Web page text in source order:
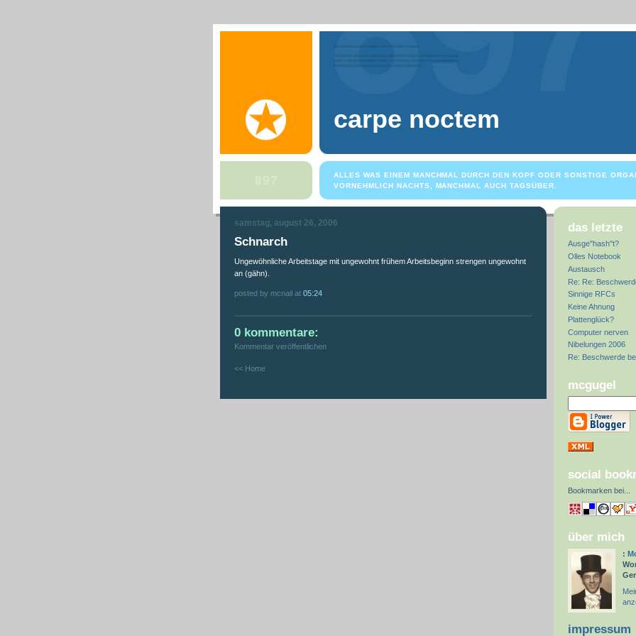
carpe noctem
ALLES WAS EINEM MANCHMAL DURCH DEN KOPF ODER SONSTIGE
VORNEHMLICH NACHTS, MANCHMAL AUCH TAGSÜBER.
samstag, august 26, 2006
Schnarch
Ungewöhnliche Arbeitstage mit ungewohnt frühem Arbeitsbeginn strengen ungewohnt
an (gähn).
posted by mcnail at 05:24
0 kommentare:
Kommentar veröffentlichen
<< Home
das letzte
Ausge"hash"t?
Olles Notebook
Austausch
Re: Re:
Sinnige RFCs
Keine Ahnung
Plattenglück?
Computer nerven
Nibelungen 2006
Re: Beschwerde
mcgugel
social
Bookmarken bei
über mich
:
impressum